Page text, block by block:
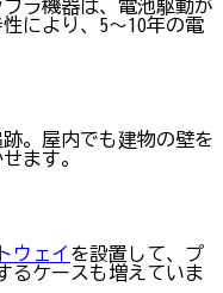
ラ機器は、電池駆動が
により、5〜10年の電
。屋内でも建物の壁を
ます。
ウェイ を設置して、プ
るケースも増えていま